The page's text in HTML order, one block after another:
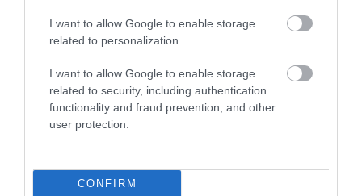
I want to allow Google to enable storage
related to personalization.
I want to allow Google to enable storage
related to security, including authentication
functionality and fraud prevention, and other
user protection.
CONFIRM
Το πιο επικίνδυνο δωμάτιο του σπιτιού –
Εκεί που κρύβεται ο μεγαλύτερος κίνδυνος
ΔΗΜΟΦΙΛΗ